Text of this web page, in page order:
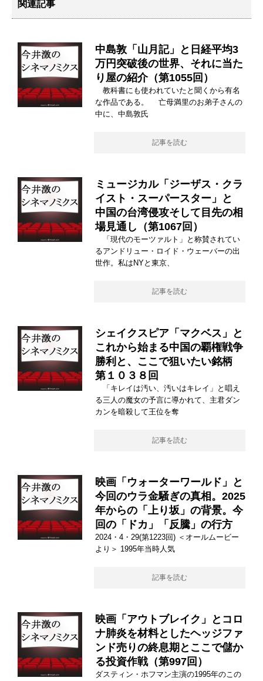
関連記事
中島敦「山月記」と日経平均3
万円突破後の世界、それに当た
り屋の紹介（第1055回）
教科書にも使われていたと聞くから有名
な作品である。 亡母満里のお弟子さんの
中に、中島敦氏
記事を読む
ミュージカル「ジーザス・クラ
イスト・スーパースター」と
中国の台湾侵攻そして目先の相
場見通し（第1067回）
「現代のモーツァルト」と称賛されてい
るアンドリュー・ロイド・ウェーバーの出
世作。私はNYと東京、
記事を読む
シェイクスピア「マクベス」と
これから始まる中国の覇権戦争
勝利と、ここで狙いたい銘柄
第１０３８回
「キレイは汚い、汚いはキレイ」と唱え
る三人の魔女の予言に導かれて、主君ダン
カンを暗殺して王位を奪
記事を読む
映画「ウォーターワールド」と
今回のウラ金騒ぎの真相。2025
年からの「上り坂」の背景。今
回の「ドカ」「反騰」の行方
2024・4・29(第1223回) ＜オールムービー
より＞ 1995年当時人気
記事を読む
映画「アウトブレイク」とコロ
ナ肺炎を材料としたヘッジファ
ンド売りの終息期とここで儲か
る投資作戦（第997回）
ダスティン・ホフマン主演の1995年のこの